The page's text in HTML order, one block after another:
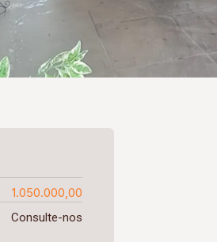
1.050.000,00
Consulte-nos